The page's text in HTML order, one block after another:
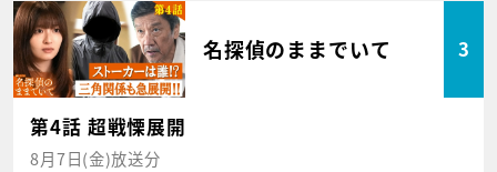
名探偵のままでいて 3
第4話 超戦慄展開
8月7日(金)放送分